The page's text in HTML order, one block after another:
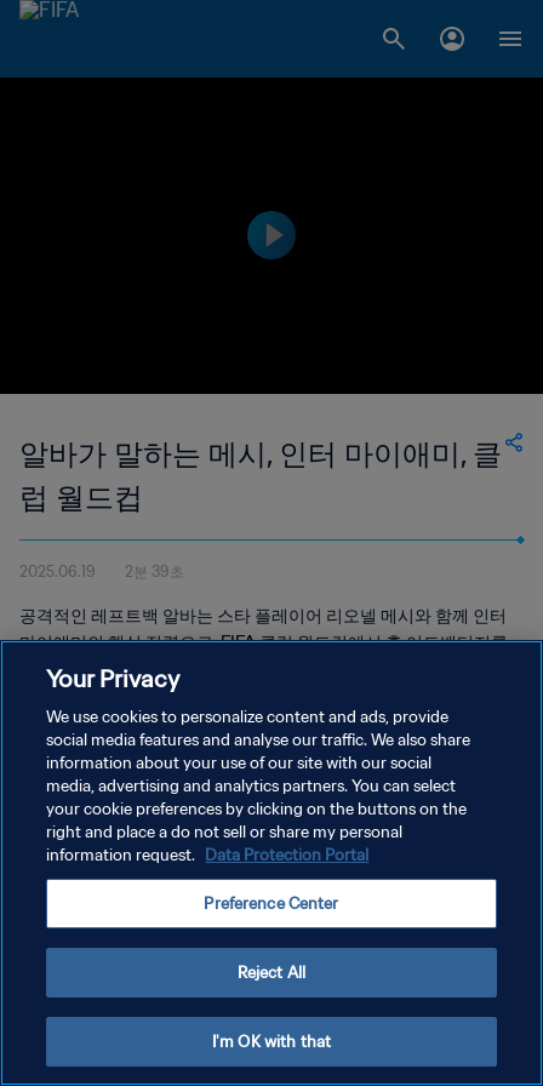
알바가 말하는 메시, 인터 마이애미, 클
럽 월드컵
2025.06.19 2분 39초
공격적인 레프트백 알바는 스타 플레이어 리오넬 메시와 함께 인터
마이애미의 핵심 전력으로, FIFA 클럽 월드컵에서 홈 어드밴티지를
안고 경기에 나선다.
개인정보 보호정책
서비스 약관
Your Privacy
We use cookies to personalize content and ads, provide
social media features and analyse our traffic. We also share
information about your use of our site with our social
media, advertising and analytics partners. You can select
your cookie preferences by clicking on the buttons on the
right and place a do not sell or share my personal
information request. Data Protection Portal
Preference Center
Reject All
I'm OK with that